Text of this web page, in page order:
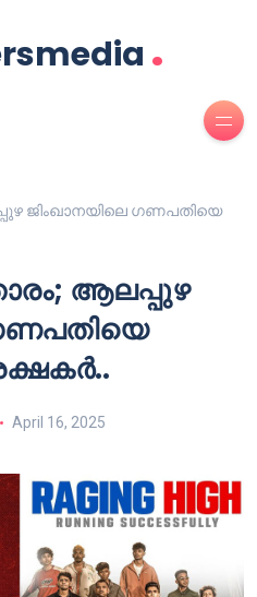
.
ജിംഖാനയിലെ ഗണപതിയെ
ആലപ്പുഴ
April 16, 2025